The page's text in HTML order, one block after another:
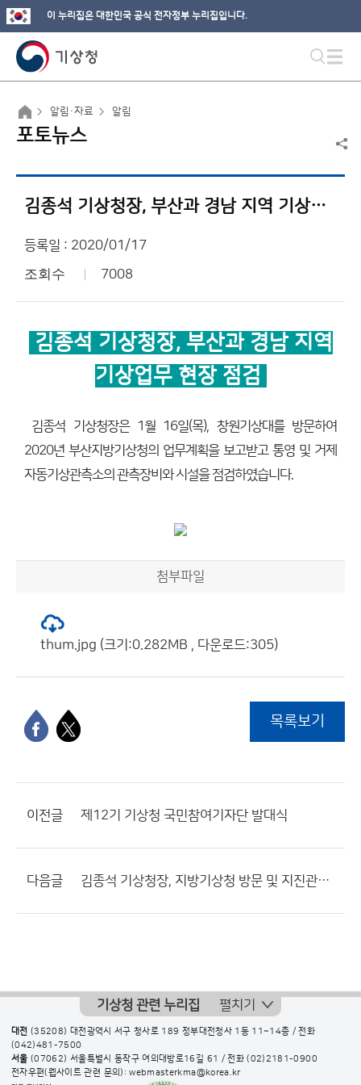
이 누리집은 대한민국 공식 전자정부 누리집입니다.
알림·자료 알림
포토뉴스
김종석 기상청장, 부산과 경남 지역 기상업무 현장 점검
등록일 : 2020/01/17
조회수 7008
김종석 기상청장, 부산과 경남 지역
기상업무 현장 점검
김종석 기상청장은 1월 16일(목), 창원기상대를 방문하여
2020년 부산지방기상청의 업무계획을 보고받고 통영 및 거제
자동기상관측소의 관측장비와 시설을 점검하였습니다.
첨부파일
thum.jpg (크기:0.282MB , 다운로드:305)
목록보기
이전글 제12기 기상청 국민참여기자단 발대식
다음글 김종석 기상청장, 지방기상청 방문 및 지진관측소 현장 점검
기상청 관련 누리집 펼치기
대전 (35208) 대전광역시 서구 청사로 189 정부대전청사 1동 11~14층 / 전화
(042)481-7500
서울 (07062) 서울특별시 동작구 여의대방로16길 61 / 전화(02)2181-0900
전자우편(웹사이트 관련 문의): webmasterkma@korea.kr